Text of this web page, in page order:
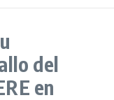
del
en